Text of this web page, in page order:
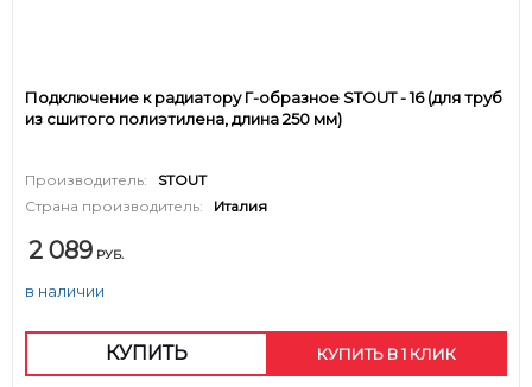
Подключение к радиатору Г-образное STOUT - 16 (для труб
из сшитого полиэтилена, длина 250 мм)
Производитель:
STOUT
Страна производитель:
Италия
2 089 РУБ.
в наличии
КУПИТЬ КУПИТЬ В 1 КЛИК